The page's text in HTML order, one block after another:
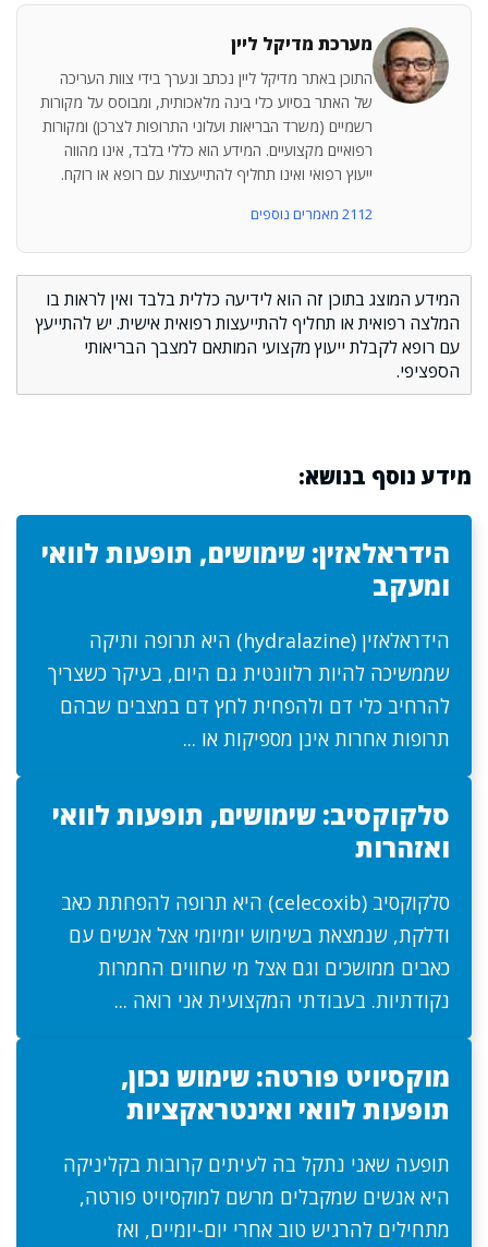
מערכת מדיקל ליין
התוכן באתר מדיקל ליין נכתב ונערך בידי צוות העריכה
של האתר בסיוע כלי בינה מלאכותית, ומבוסס על מקורות
רשמיים (משרד הבריאות ועלוני התרופות לצרכן) ומקורות
רפואיים מקצועיים. המידע הוא כללי בלבד, אינו מהווה
ייעוץ רפואי ואינו תחליף להתייעצות עם רופא או רוקח.
2112 מאמרים נוספים
המידע המוצג בתוכן זה הוא לידיעה כללית בלבד ואין לראות בו
המלצה רפואית או תחליף להתייעצות רפואית אישית. יש להתייעץ
עם רופא לקבלת ייעוץ מקצועי המותאם למצבך הבריאותי
הספציפי.
מידע נוסף בנושא:
הידראלאזין: שימושים, תופעות לוואי
ומעקב
הידראלאזין (hydralazine) היא תרופה ותיקה
שממשיכה להיות רלוונטית גם היום, בעיקר כשצריך
להרחיב כלי דם ולהפחית לחץ דם במצבים שבהם
תרופות אחרות אינן מספיקות או ...
סלקוקסיב: שימושים, תופעות לוואי
ואזהרות
סלקוקסיב (celecoxib) היא תרופה להפחתת כאב
ודלקת, שנמצאת בשימוש יומיומי אצל אנשים עם
כאבים ממושכים וגם אצל מי שחווים החמרות
נקודתיות. בעבודתי המקצועית אני רואה ...
מוקסיויט פורטה: שימוש נכון,
תופעות לוואי ואינטראקציות
תופעה שאני נתקל בה לעיתים קרובות בקליניקה
היא אנשים שמקבלים מרשם למוקסיויט פורטה,
מתחילים להרגיש טוב אחרי יום-יומיים, ואז